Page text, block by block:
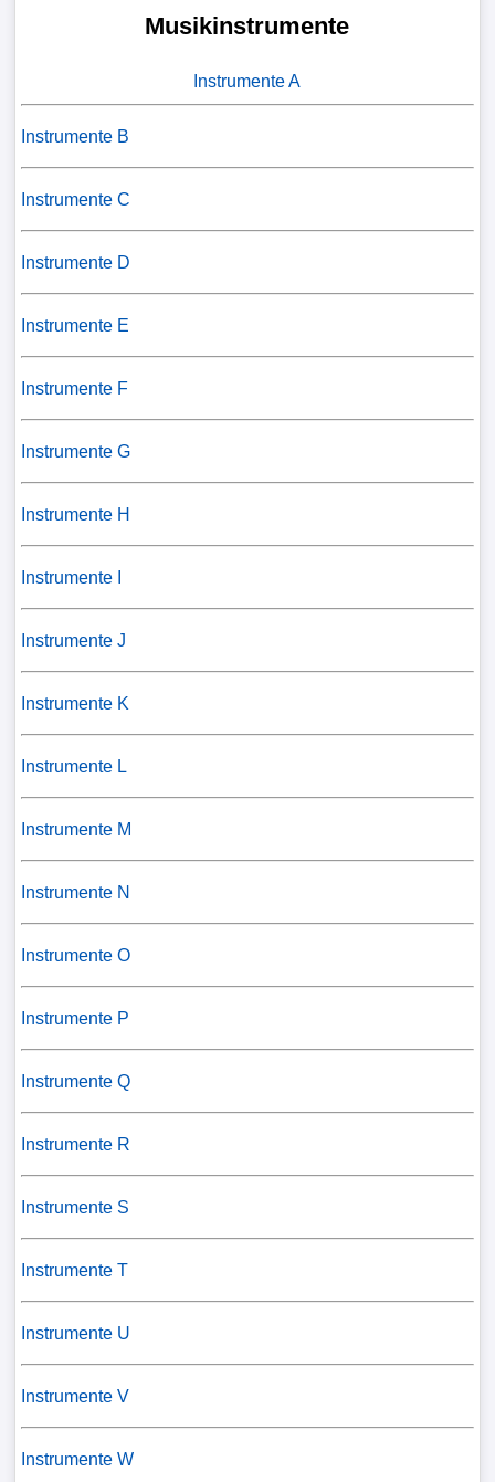
Musikinstrumente
Instrumente A
Instrumente B
Instrumente C
Instrumente D
Instrumente E
Instrumente F
Instrumente G
Instrumente H
Instrumente I
Instrumente J
Instrumente K
Instrumente L
Instrumente M
Instrumente N
Instrumente O
Instrumente P
Instrumente Q
Instrumente R
Instrumente S
Instrumente T
Instrumente U
Instrumente V
Instrumente W